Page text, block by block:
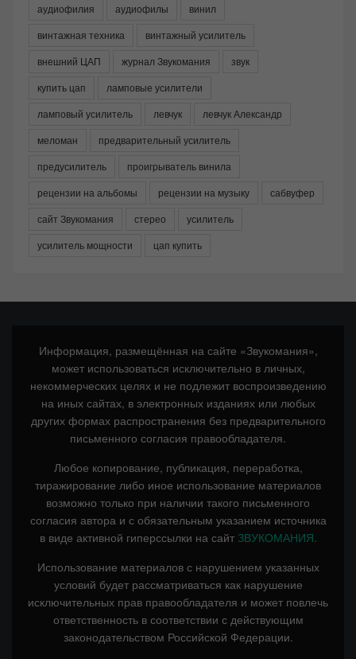
аудиофилия
аудиофилы
винил
винтажная техника
винтажный усилитель
внешний ЦАП
журнал Звукомания
звук
купить цап
ламповые усилители
ламповый усилитель
левчук
левчук Александр
меломан
предварительный усилитель
предусилитель
проигрыватель винила
рецензии на альбомы
рецензии на музыку
сабвуфер
сайт Звукомания
стерео
усилитель
усилитель мощности
цап купить
Информация, размещённая на сайте «Звукомания»,
может использоваться исключительно в личных,
некоммерческих целях и не подлежит воспроизведению
на иных сайтах, в электронных изданиях или любых
других формах распространения без предварительного
письменного согласия правообладателя.
Любое копирование, публикация, переработка,
тиражирование либо иное использование материалов
возможно только при наличии такого письменного
согласия автора и с обязательным указанием источника
в виде активной гиперссылки на сайт ЗВУКОМАНИЯ.
Использование материалов с нарушением указанных
условий будет рассматриваться как нарушение
исключительных прав правообладателя и может повлечь
ответственность в соответствии с действующим
законодательством Российской Федерации.